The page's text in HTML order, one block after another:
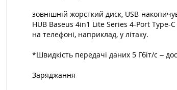
зовнішній жорсткий диск, USB-
HUB Baseus 4in1 Lite Series 4-Port Type-
на телефоні, наприклад, у літаку.
*Швидкість передачі даних 5 Гбіт/с –
Заряджання